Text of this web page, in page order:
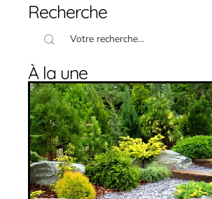
Recherche
À la une